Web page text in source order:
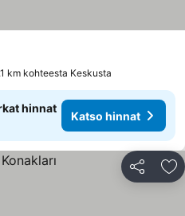
km kohteesta Keskusta
hinnat
Katso hinnat
Jaa